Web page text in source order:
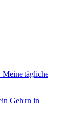
tägliche
Gehirn in